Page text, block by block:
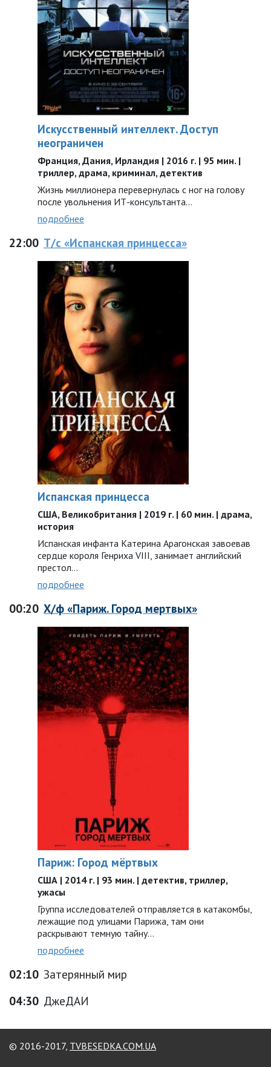
Искусственный интеллект. Доступ
неограничен
Франция, Дания, Ирландия | 2016 г. | 95 мин. |
триллер, драма, криминал, детектив
Жизнь миллионера перевернулась с ног на голову
после увольнения ИТ-консультанта…
подробнее
22:00 Т/с «Испанская принцесса»
Испанская принцесса
США, Великобритания | 2019 г. | 60 мин. | драма,
история
Испанская инфанта Катерина Арагонская завоевав
сердце короля Генриха VIII, занимает английский
престол…
подробнее
00:20 Х/ф «Париж. Город мертвых»
Париж: Город мёртвых
США | 2014 г. | 93 мин. | детектив, триллер,
ужасы
Группа исследователей отправляется в катакомбы,
лежащие под улицами Парижа, там они
раскрывают темную тайну…
подробнее
02:10 Затерянный мир
04:30 ДжеДАИ
© 2016-2017, TVBESEDKA.COM.UA